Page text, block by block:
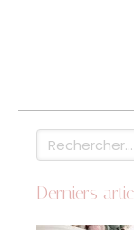
Rechercher
Derniers